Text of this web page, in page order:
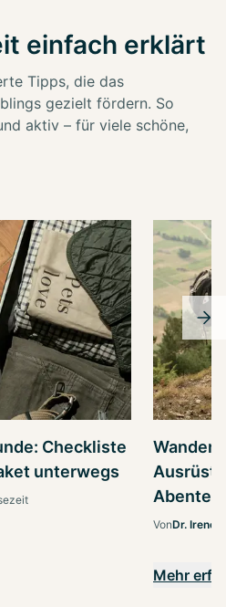
einfach erklärt
Tipps, die das
gezielt fördern. So
aktiv – für viele schöne,
Checkliste
unterwegs
VonDr. Irene
Mehr